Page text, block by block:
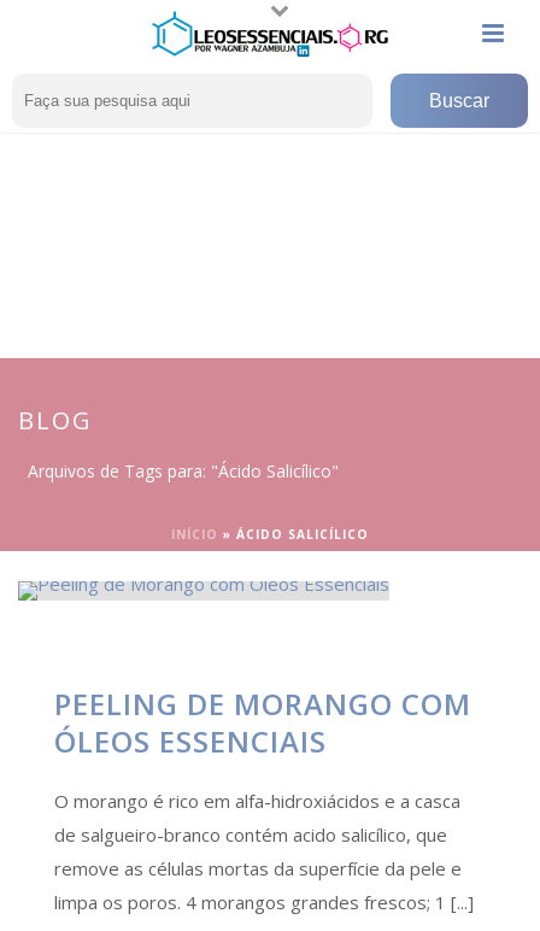
BLOG
Arquivos de Tags para: "Ácido Salicílico"
INÍCIO » ÁCIDO SALICÍLICO
PEELING DE MORANGO COM
ÓLEOS ESSENCIAIS
O morango é rico em alfa-hidroxiácidos e a casca
de salgueiro-branco contém acido salicílico, que
remove as células mortas da superfície da pele e
limpa os poros. 4 morangos grandes frescos; 1 [...]